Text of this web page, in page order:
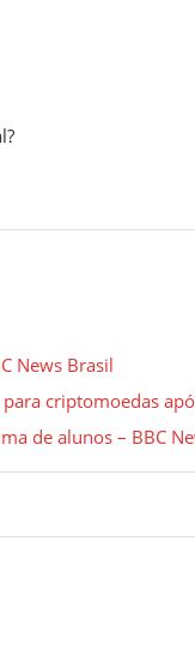
News Brasil
criptomoedas
de alunos – BBC